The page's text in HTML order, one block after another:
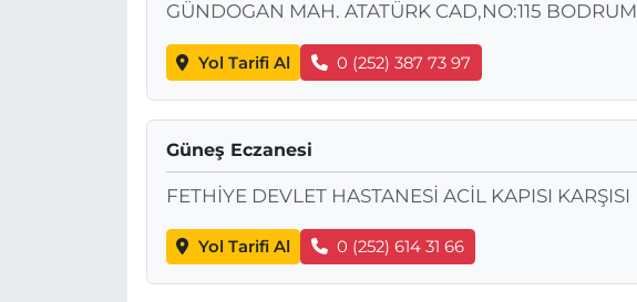
GÜNDOGAN MAH. ATATÜRK CAD,NO:115 BODRUM
Yol Tarifi Al 0 (252) 387 73 97
Güneş Eczanesi
FETHİYE DEVLET HASTANESİ ACİL KAPISI KARŞISI
Yol Tarifi Al 0 (252) 614 31 66